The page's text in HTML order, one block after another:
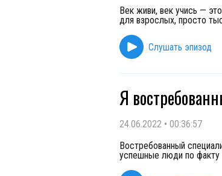
Век живи, век учись —
для взрослых, просто
Слушать эпизод
Я
24.06.2022 • 00:36:57
Востребованный
успешные люди по факту